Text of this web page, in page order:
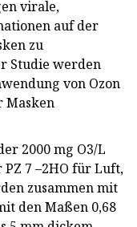
virale,
auf der
zu
Studie werden
von Ozon
Masken
2000 mg O3/L
7 –2HO für Luft,
zusammen mit
den Maßen 0,68